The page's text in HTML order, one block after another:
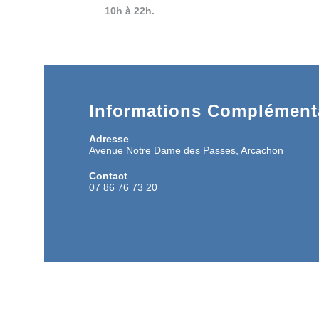
10h à 22h.
Informations
Adresse
Avenue Notre Dame des Passes, Arcachon
Contact
07 86 76 73 20